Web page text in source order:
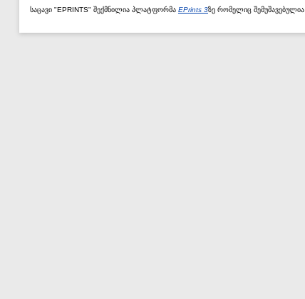
საცავი "EPRINTS" შექმნილია პლატფორმა EPrints 3ზე რომელიც შემუშავებულია